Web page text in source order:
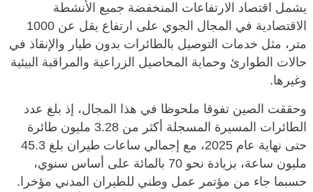
يشمل اقتصاد الارتفاعات المنخفضة جميع الأنشطة
الاقتصادية في المجال الجوي على ارتفاع يقل عن 1000
متر، مثل خدمات التوصيل بالطائرات بدون طيار والإنقاذ في
حالات الطوارئ وحماية المحاصيل الزراعية والمراقبة البيئية
وغيرها.
وحققت الصين تفوقا ملحوظا في هذا المجال، إذ بلغ عدد
الطائرات المسيرة المسجلة أكثر من 3.28 مليون طائرة
حتى نهاية عام 2025، مع إجمالي ساعات طيران بلغ 45.3
مليون ساعة، بزيادة نحو 70 بالمائة على أساس سنوي،
حسبما جاء من مؤتمر عمل وطني للطيران المدني مؤخرا.